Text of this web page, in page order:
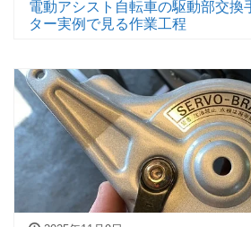
電動アシスト自転車の駆動部交換
ター実例で見る作業工程